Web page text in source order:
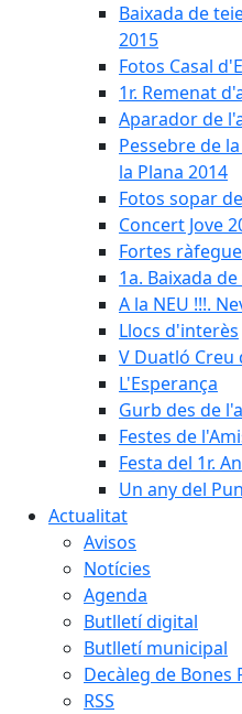
Baixada de
2015
Fotos Casal
1r. Remenat
Aparador de
Pessebre de
la Plana 2014
Fotos sopar
Concert Jove
Fortes
1a. Baixada
A la NEU !!!.
Llocs d'interès
V Duatló Creu
L'Esperança
Gurb des de
Festes de
Festa del 1r.
Un any del
Actualitat
Avisos
Notícies
Agenda
Butlletí digital
Butlletí municipal
Decàleg de Bones
RSS